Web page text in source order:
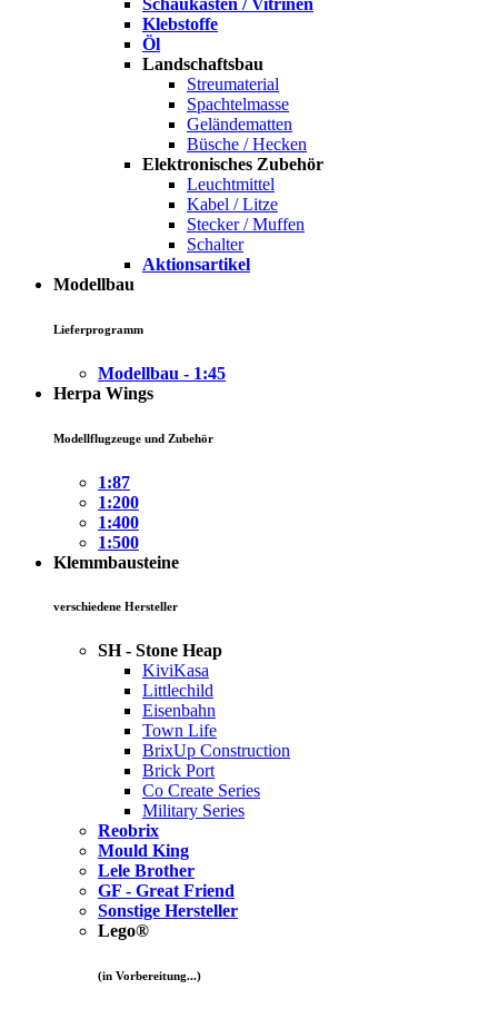
Klebstoffe
Öl
Landschaftsbau
Streumaterial
Spachtelmasse
Geländematten
Büsche / Hecken
Elektronisches Zubehör
Leuchtmittel
Kabel / Litze
Stecker / Muffen
Schalter
Aktionsartikel
Modellbau
Lieferprogramm
Modellbau - 1:45
Herpa Wings
Modellflugzeuge und Zubehör
1:87
1:200
1:400
1:500
Klemmbausteine
verschiedene Hersteller
SH - Stone Heap
KiviKasa
Littlechild
Eisenbahn
Town Life
BrixUp Construction
Brick Port
Co Create Series
Military Series
Reobrix
Mould King
Lele Brother
GF - Great Friend
Sonstige Hersteller
Lego®
(in Vorbereitung...)